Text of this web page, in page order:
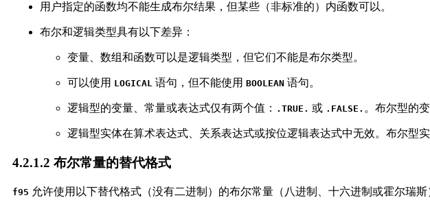
用户指定的函数均不能生成布尔结果，但某些（非标准的）内函数可以。
布尔和逻辑类型具有以下差异：
变量、数组和函数可以是逻辑类型，但它们不能是布尔类型。
可以使用 LOGICAL 语句，但不能使用 BOOLEAN 语句。
逻辑型的变量、常量或表达式仅有两个值： .TRUE. 或 .FALSE. 。布尔型的
逻辑型实体在算术表达式、关系表达式或按位逻辑表达式中无效。布尔型
4.2.1.2 布尔常量的替代格式
f95 允许使用 以下替代格式（没有二进制）的布尔常量（八进制、十六进制或霍尔瑞